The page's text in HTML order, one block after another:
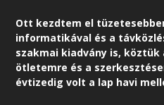
Ott kezdtem el
informatikával és a
szakmai kiadvány is, köztük
ötletemre és a
évtizedig volt a lap havi